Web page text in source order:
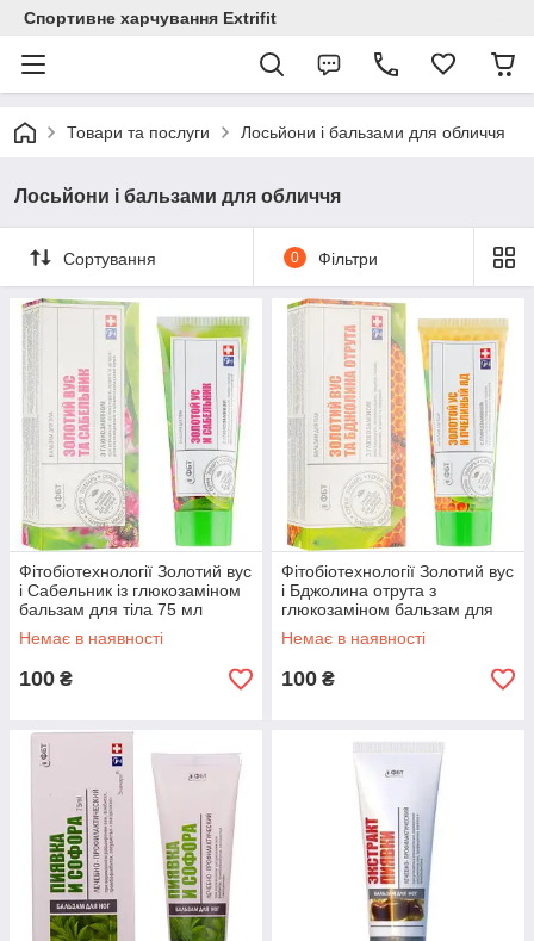
Спортивне харчування Extrifit
Товари та послуги Лосьйони і бальзами для обличчя
Лосьйони і бальзами для обличчя
Сортування 0 Фільтри
Фітобіотехнології Золотий вус
і Сабельник із глюкозаміном
бальзам для тіла 75 мл
Немає в наявності
100 ₴
Фітобіотехнології Золотий вус
і Бджолина отрута з
глюкозаміном бальзам для
тіла по 75 мл
Немає в наявності
100 ₴